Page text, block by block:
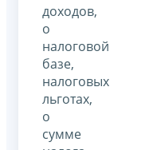
доходов,
о
налоговой
базе,
налоговых
льготах,
о
сумме